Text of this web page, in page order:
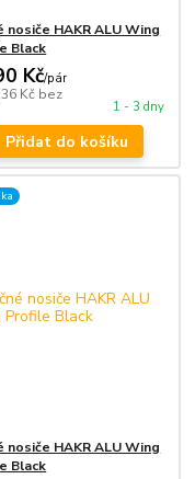
nosiče HAKR ALU Wing
Black
Kč/pár
Kč bez
1 - 3 dny
Přidat do košíku
nosiče HAKR ALU Wing
Black